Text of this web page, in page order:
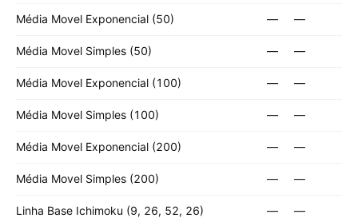
Média Movel Exponencial (50) — —
Média Movel Simples (50) — —
Média Movel Exponencial (100) — —
Média Movel Simples (100) — —
Média Movel Exponencial (200) — —
Média Movel Simples (200) — —
Linha Base Ichimoku (9, 26, 52, 26) — —